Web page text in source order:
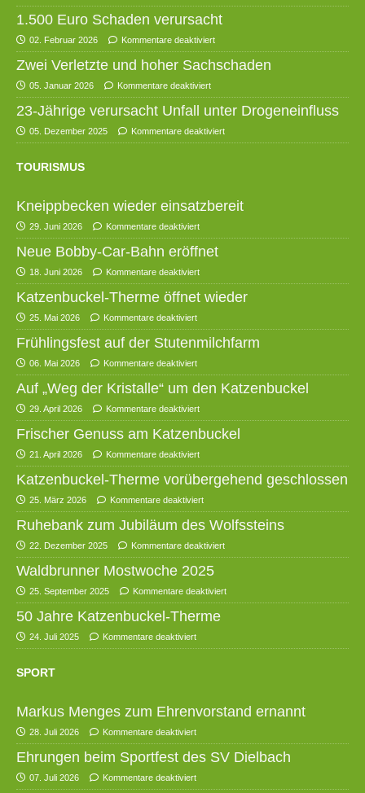
1.500 Euro Schaden verursacht
02. Februar 2026 Kommentare deaktiviert
Zwei Verletzte und hoher Sachschaden
05. Januar 2026 Kommentare deaktiviert
23-Jährige verursacht Unfall unter Drogeneinfluss
05. Dezember 2025 Kommentare deaktiviert
TOURISMUS
Kneippbecken wieder einsatzbereit
29. Juni 2026 Kommentare deaktiviert
Neue Bobby-Car-Bahn eröffnet
18. Juni 2026 Kommentare deaktiviert
Katzenbuckel-Therme öffnet wieder
25. Mai 2026 Kommentare deaktiviert
Frühlingsfest auf der Stutenmilchfarm
06. Mai 2026 Kommentare deaktiviert
Auf „Weg der Kristalle“ um den Katzenbuckel
29. April 2026 Kommentare deaktiviert
Frischer Genuss am Katzenbuckel
21. April 2026 Kommentare deaktiviert
Katzenbuckel-Therme vorübergehend geschlossen
25. März 2026 Kommentare deaktiviert
Ruhebank zum Jubiläum des Wolfssteins
22. Dezember 2025 Kommentare deaktiviert
Waldbrunner Mostwoche 2025
25. September 2025 Kommentare deaktiviert
50 Jahre Katzenbuckel-Therme
24. Juli 2025 Kommentare deaktiviert
SPORT
Markus Menges zum Ehrenvorstand ernannt
28. Juli 2026 Kommentare deaktiviert
Ehrungen beim Sportfest des SV Dielbach
07. Juli 2026 Kommentare deaktiviert